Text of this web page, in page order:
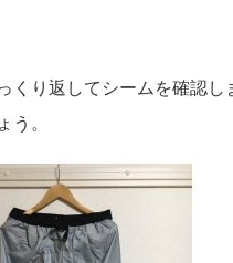
くり返してシームを確認
う。